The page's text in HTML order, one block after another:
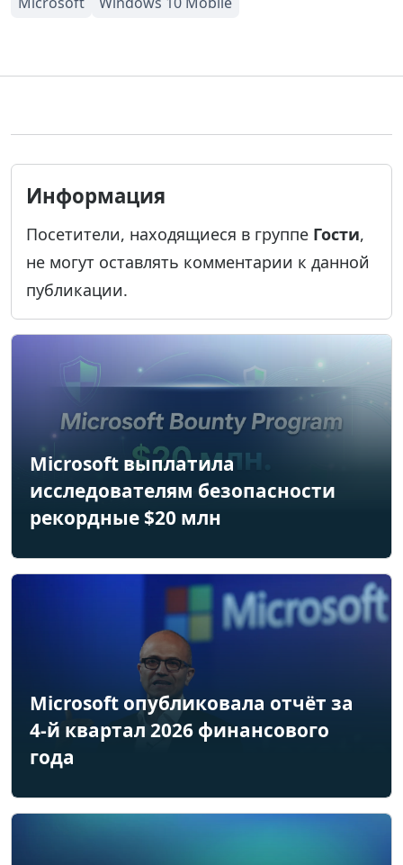
Информация
Посетители, находящиеся в группе Гости,
не могут оставлять комментарии к данной
публикации.
Microsoft выплатила
исследователям безопасности
рекордные $20 млн
Microsoft опубликовала отчёт за
4-й квартал 2026 финансового
года